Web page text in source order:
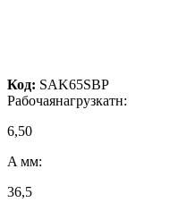
Код: SAK65SBP
Рабочаянагрузкатн:
6,50
A мм:
36,5